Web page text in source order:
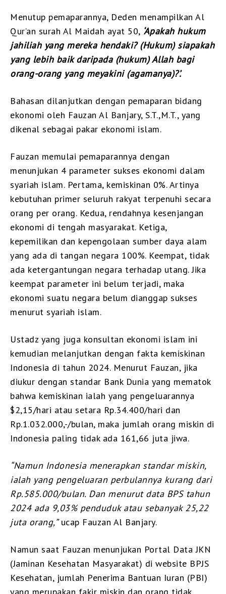
Menutup pemaparannya, Deden menampilkan Al
Qur’an surah Al Maidah ayat 50, ‘Apakah hukum
jahiliah yang mereka hendaki? (Hukum) siapakah
yang lebih baik daripada (hukum) Allah bagi
orang-orang yang meyakini (agamanya)?’.
Bahasan dilanjutkan dengan pemaparan bidang
ekonomi oleh Fauzan Al Banjary, S.T.,M.T., yang
dikenal sebagai pakar ekonomi islam.
Fauzan memulai pemaparannya dengan
menunjukan 4 parameter sukses ekonomi dalam
syariah islam. Pertama, kemiskinan 0%. Artinya
kebutuhan primer seluruh rakyat terpenuhi secara
orang per orang. Kedua, rendahnya kesenjangan
ekonomi di tengah masyarakat. Ketiga,
kepemilikan dan kepengolaan sumber daya alam
yang ada di tangan negara 100%. Keempat, tidak
ada ketergantungan negara terhadap utang. Jika
keempat parameter ini belum terjadi, maka
ekonomi suatu negara belum dianggap sukses
menurut syariah islam.
Ustadz yang juga konsultan ekonomi islam ini
kemudian melanjutkan dengan fakta kemiskinan
Indonesia di tahun 2024. Menurut Fauzan, jika
diukur dengan standar Bank Dunia yang mematok
bahwa kemiskinan ialah yang pengeluarannya
$2,15/hari atau setara Rp.34.400/hari dan
Rp.1.032.000,-/bulan, maka jumlah orang miskin di
Indonesia paling tidak ada 161,66 juta jiwa.
“Namun Indonesia menerapkan standar miskin,
ialah yang pengeluaran perbulannya kurang dari
Rp.585.000/bulan. Dan menurut data BPS tahun
2024 ada 9,03% penduduk atau sebanyak 25,22
juta orang,”ucap Fauzan Al Banjary.
Namun saat Fauzan menunjukan Portal Data JKN
(Jaminan Kesehatan Masyarakat) di website BPJS
Kesehatan, jumlah Penerima Bantuan Iuran (PBI)